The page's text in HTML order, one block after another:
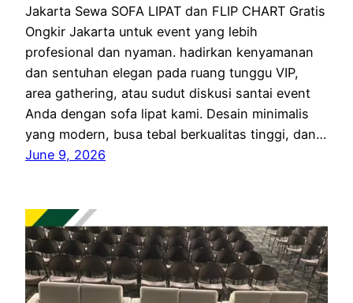
Jakarta Sewa SOFA LIPAT dan FLIP CHART Gratis
Ongkir Jakarta untuk event yang lebih
profesional dan nyaman. hadirkan kenyamanan
dan sentuhan elegan pada ruang tunggu VIP,
area gathering, atau sudut diskusi santai event
Anda dengan sofa lipat kami. Desain minimalis
yang modern, busa tebal berkualitas tinggi, dan…
June 9, 2026